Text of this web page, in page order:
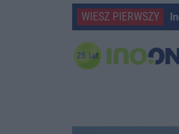
WIESZ PIERWSZY